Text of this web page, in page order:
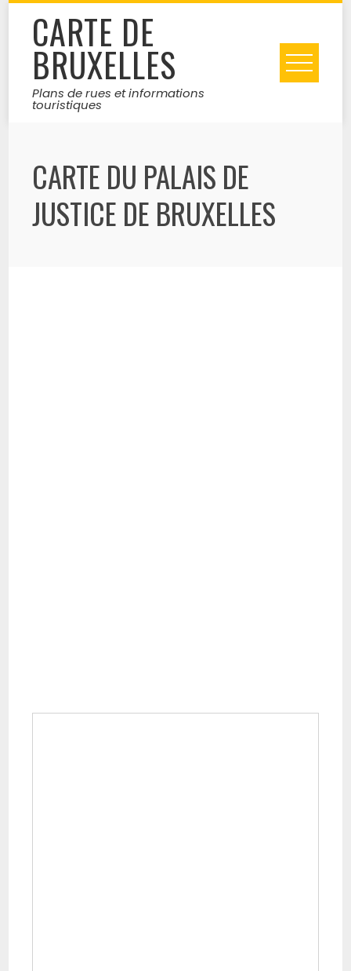
Skip
content
CARTE DE
BRUXELLES
Plans de rues et informations
touristiques
CARTE DU PALAIS DE
JUSTICE DE BRUXELLES